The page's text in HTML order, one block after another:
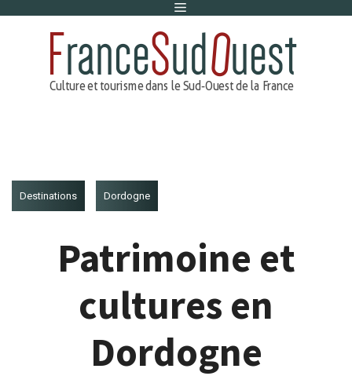
Menu
Destinations Dordogne
Patrimoine et
cultures en
Dordogne